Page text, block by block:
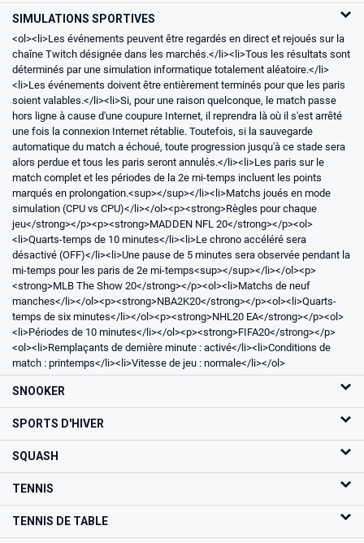
SIMULATIONS SPORTIVES
<ol><li>Les événements peuvent être regardés en direct et rejoués sur la
chaîne Twitch désignée dans les marchés.</li><li>Tous les résultats sont
déterminés par une simulation informatique totalement aléatoire.</li>
<li>Les événements doivent être entièrement terminés pour que les paris
soient valables.</li><li>Si, pour une raison quelconque, le match passe
hors ligne à cause d'une coupure Internet, il reprendra là où il s'est arrêté
une fois la connexion Internet rétablie. Toutefois, si la sauvegarde
automatique du match a échoué, toute progression jusqu'à ce stade sera
alors perdue et tous les paris seront annulés.</li><li>Les paris sur le
match complet et les périodes de la 2e mi-temps incluent les points
marqués en prolongation.<sup></sup></li><li>Matchs joués en mode
simulation (CPU vs CPU)</li></ol><p><strong>Règles pour chaque
jeu</strong></p><p><strong>MADDEN NFL 20</strong></p><ol>
<li>Quarts-temps de 10 minutes</li><li>Le chrono accéléré sera
désactivé (OFF)</li><li>Une pause de 5 minutes sera observée pendant la
mi-temps pour les paris de 2e mi-temps<sup></sup></li></ol><p>
<strong>MLB The Show 20</strong></p><ol><li>Matchs de neuf
manches</li></ol><p><strong>NBA2K20</strong></p><ol><li>Quarts-
temps de six minutes</li></ol><p><strong>NHL20 EA</strong></p><ol>
<li>Périodes de 10 minutes</li></ol><p><strong>FIFA20</strong></p>
<ol><li>Remplaçants de dernière minute : activé</li><li>Conditions de
match : printemps</li><li>Vitesse de jeu : normale</li></ol>
SNOOKER
SPORTS D'HIVER
SQUASH
TENNIS
TENNIS DE TABLE